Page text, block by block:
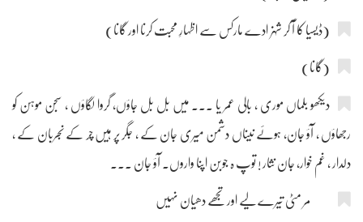
(ڈیسیا کا آ کر شہزادے مارکس سے اظہارِ محبت کرنا اور گانا)
(گانا)
دیکھو بلماں موری ، بالی عمر یا ... میں بل بل جاؤں، گروا لگاؤں ، سجن موہن کو
رجھاؤں ، آؤ جان، ہوئے نیناں دشمن میری جان کے ، جگر پر ہیں چر کے نجربان کے ،
دلدار ، غم خوار، جان نثار ! توپ ہ جوبن اپنا واروں۔ آؤ جان ...
مر مٹی تیرے لیے اور تجھے دھیان نہیں